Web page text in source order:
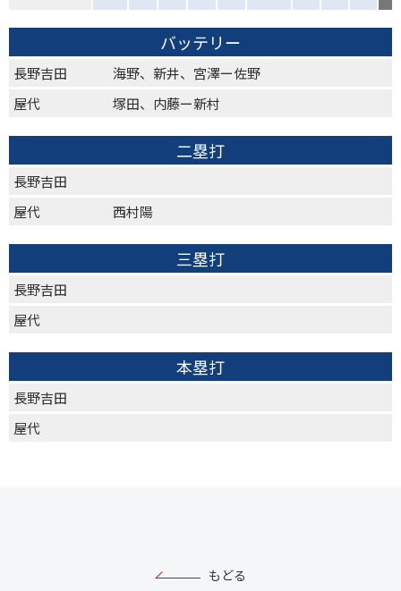
バッテリー
長野吉田
海野、新井、宮澤ー佐野
屋代
塚田、内藤ー新村
二塁打
長野吉田
屋代
西村陽
三塁打
長野吉田
屋代
本塁打
長野吉田
屋代
もどる